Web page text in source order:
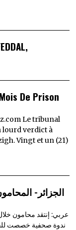
De Prison
Le tribunal
lourd verdict à
Vingt et un (21)
الجزائر-
ندوة صحفية خصصت